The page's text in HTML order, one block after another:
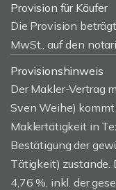
Provision für Käufer
Die Provision
MwSt., auf den
Provisionshinweis
Der Makler-Vertrag
Sven Weihe)
Maklertätigkeit in
Bestätigung der
Tätigkeit) zustande.
4,76 %, inkl. der